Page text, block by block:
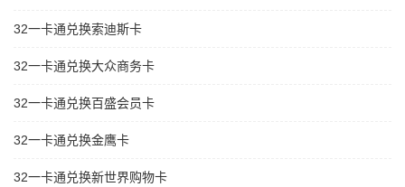
32一卡通兑换索迪斯卡
32一卡通兑换大众商务卡
32一卡通兑换百盛会员卡
32一卡通兑换金鹰卡
32一卡通兑换新世界购物卡